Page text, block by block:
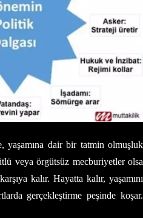
yaşamına dair bir tatmin olmuşluk
veya örgütsüz mecburiyetler olsa
kalır. Hayatta kalır, yaşamını
gerçekleştirme peşinde koşar.